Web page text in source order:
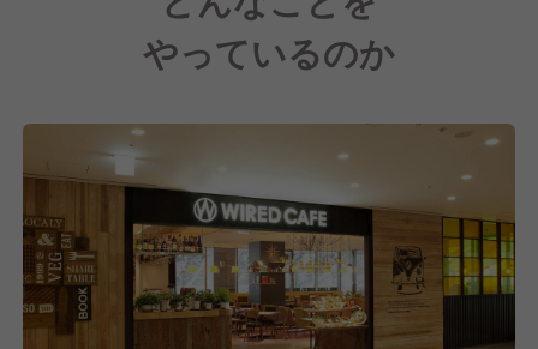
やっているのか